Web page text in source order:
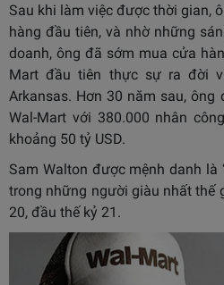
Sau khi làm việc được thời gian,
hàng đầu tiên, và nhờ những
doanh, ông đã sớm mua cửa
Mart đầu tiên thực sự ra đời
Arkansas. Hơn 30 năm sau,
Wal-Mart với 380.000 nhân
khoảng 50 tỷ USD.
Sam Walton được mệnh danh là
trong những người giàu nhất thế
20, đầu thế kỷ 21.